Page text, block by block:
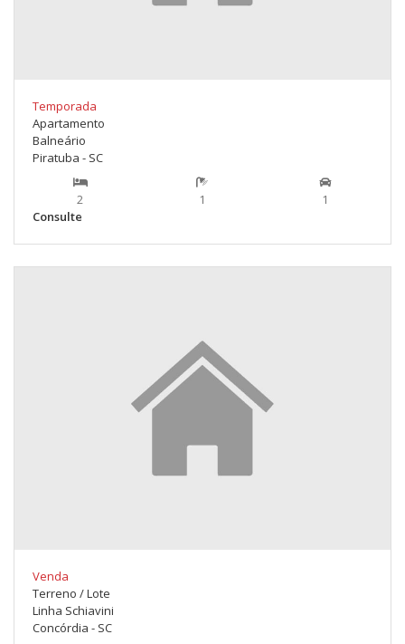
Temporada
Apartamento
Balneário
Piratuba - SC
2 1
1
Consulte
Venda
Terreno / Lote
Linha Schiavini
Concórdia - SC